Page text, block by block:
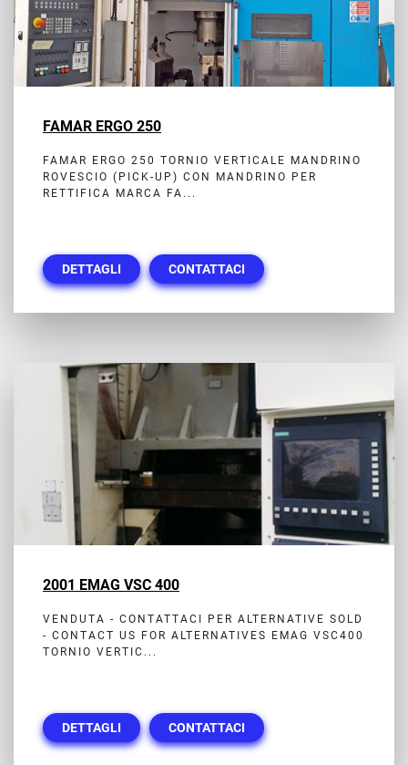
FAMAR ERGO 250
FAMAR ERGO 250 TORNIO VERTICALE MANDRINO
ROVESCIO (PICK-UP) CON MANDRINO PER
RETTIFICA MARCA FA...
DETTAGLI CONTATTACI
2001 EMAG VSC 400
VENDUTA - CONTATTACI PER ALTERNATIVE SOLD
- CONTACT US FOR ALTERNATIVES EMAG VSC400
TORNIO VERTIC...
DETTAGLI CONTATTACI